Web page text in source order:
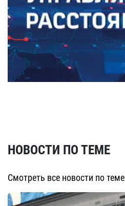
НОВОСТИ ПО ТЕМЕ
Смотреть все новости по теме